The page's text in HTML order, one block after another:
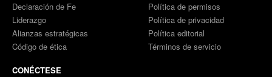
Declaración de Fe
Liderazgo
Alianzas estratégicas
Código de ética
Política de permisos
Política de privacidad
Política editorial
Términos de servicio
CONÉCTESE